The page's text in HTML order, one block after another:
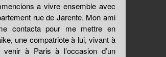
a vivre ensemble avec
rue de Jarente. Mon ami
contacta pour me mettre en
une compatriote à lui, vivant à
à Paris à l’occasion d’un